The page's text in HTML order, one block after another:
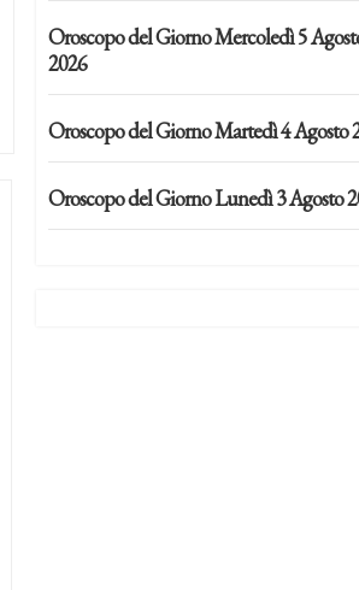
Oroscopo del Giorno Mercoledì 5
2026
Oroscopo del Giorno Martedì 4 Agosto
Oroscopo del Giorno Lunedì 3 Agosto